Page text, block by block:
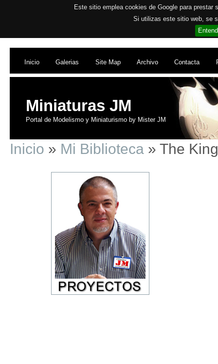
Este sitio emplea cookies de Google para
Si utilizas este sitio web, se
Inicio Galerias Site Map Archivo Contacta
Miniaturas JM
Portal de Modelismo y Miniaturismo by Mister JM
Inicio » Mi Biblioteca » The